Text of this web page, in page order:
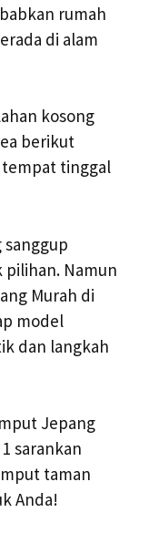
rumah
di alam
kosong
berikut
tinggal
pilihan. Namun
Murah di
model
dan langkah
Jepang
sarankan
taman
Anda!